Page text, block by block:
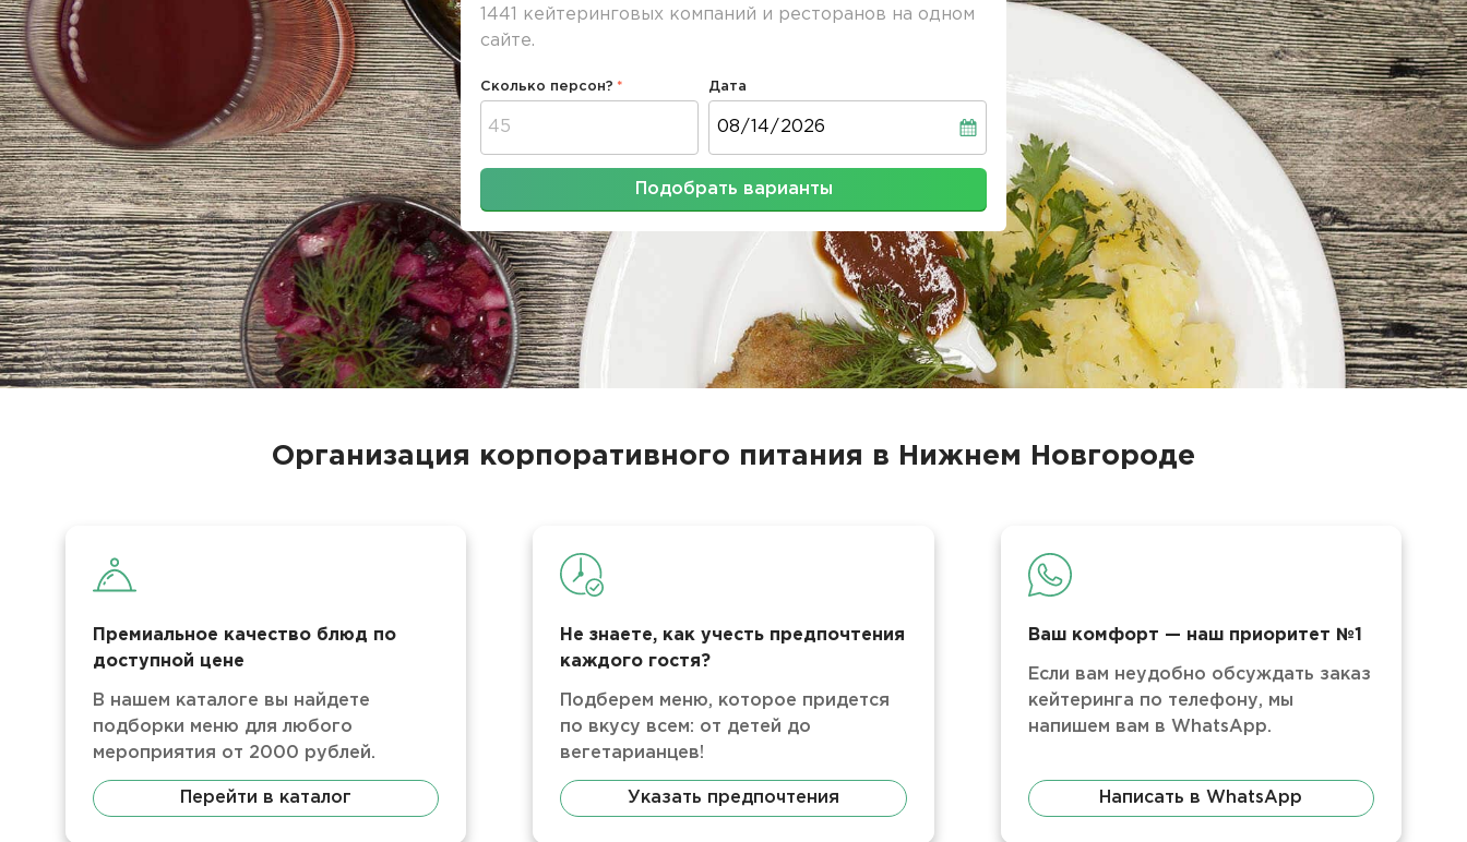
1441 кейтеринговых компаний и ресторанов на одном
сайте.
Сколько персон? Дата
Подобрать варианты
Организация корпоративного питания в Нижнем Новгороде
Премиальное качество блюд по
доступной цене
В нашем каталоге вы найдете
подборки меню для любого
мероприятия от 2000 рублей.
Перейти в каталог
Не знаете, как учесть предпочтения
каждого гостя?
Подберем меню, которое придется
по вкусу всем: от детей до
вегетарианцев!
Указать предпочтения
Ваш комфорт — наш приоритет №1
Если вам неудобно обсуждать заказ
кейтеринга по телефону, мы
напишем вам в WhatsApp.
Написать в WhatsApp